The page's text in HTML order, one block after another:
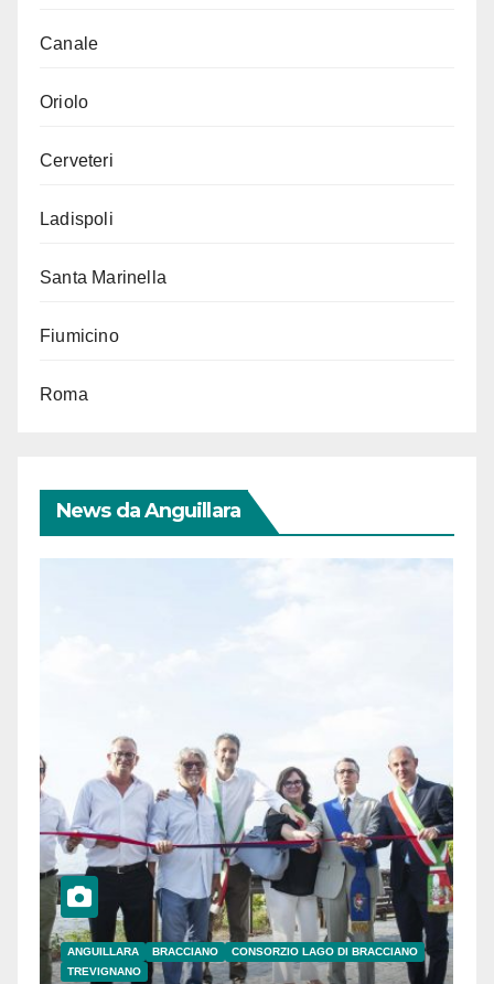
Canale
Oriolo
Cerveteri
Ladispoli
Santa Marinella
Fiumicino
Roma
News da Anguillara
ANGUILLARA BRACCIANO
CONSORZIO LAGO DI BRACCIANO
TREVIGNANO